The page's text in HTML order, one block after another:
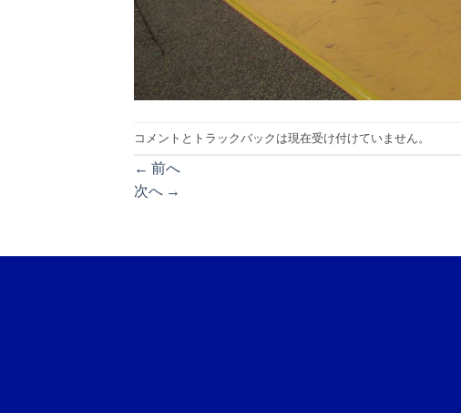
コメントとトラックバックは現在受け付けていません。
← 前へ
次へ →